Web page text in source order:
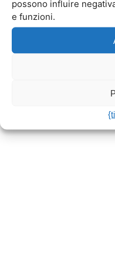
possono influire
e funzioni.